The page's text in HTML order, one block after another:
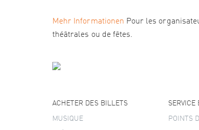
Mehr Informationen Pour les
théâtrales ou de fêtes.
ACHETER DES BILLETS
MUSIQUE
SERVICE
POINTS